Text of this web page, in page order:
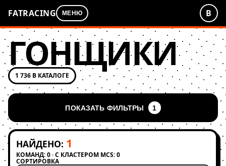
FATRACING МЕНЮ В
ГОНЩИКИ
1 736 В КАТАЛОГЕ
ПОКАЗАТЬ ФИЛЬТРЫ 1
НАЙДЕНО: 1
КОМАНД: 0 · С КЛАСТЕРОМ MCS: 0
СОРТИРОВКА
Применить сортировку